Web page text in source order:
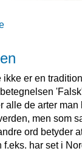
er en
alle de arter man
men som
ord betyder
f.eks. har set i